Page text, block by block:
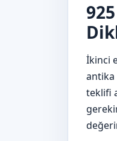
İkinci
teklifi